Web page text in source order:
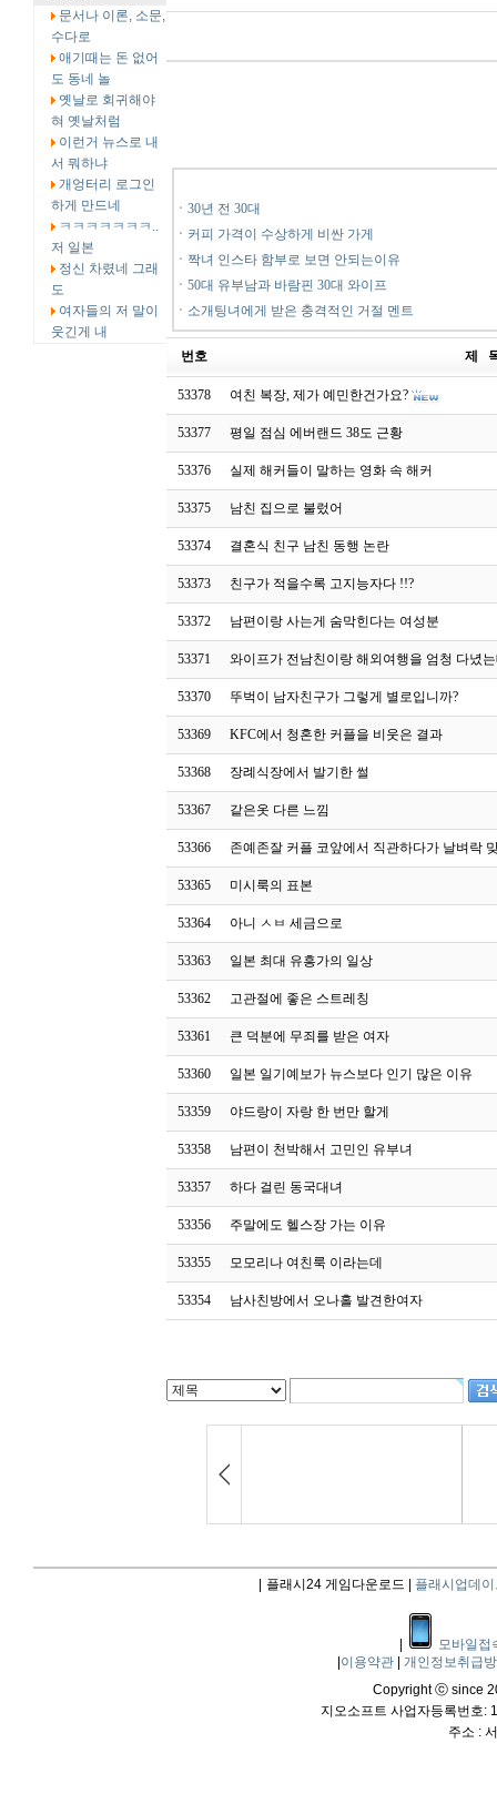
문서나 이론, 소문,
수다로
애기때는 돈 없어
도 동네 놀
옛날로 회귀해야
혀 옛날처럼
이런거 뉴스로 내
서 뭐하냐
개엉터리 로그인
하게 만드네
ㅋㅋㅋㅋㅋㅋㅋ..
저 일본
정신 차렸네 그래
도
여자들의 저 말이
웃긴게 내
ㆍ 30년 전 30대
ㆍ 커피 가격이 수상하게 비싼 가게
ㆍ 짝녀 인스타 함부로 보면 안되는이유
ㆍ 50대 유부남과 바람핀 30대 와이프
ㆍ 소개팅녀에게 받은 충격적인 거절 멘트
번호 제
53378 여친 복장, 제가 예민한건가요?
53377 평일 점심 에버랜드 38도 근황
53376 실제 해커들이 말하는 영화 속 해커
53375 남친 집으로 불렀어
53374 결혼식 친구 남친 동행 논란
53373 친구가 적을수록 고지능자다 !!?
53372 남편이랑 사는게 숨막힌다는 여성분
53371 와이프가 전남친이랑 해외여행을 엄청 다녔
53370 뚜벅이 남자친구가 그렇게 별로입니까?
53369 KFC에서 청혼한 커플을 비웃은 결과
53368 장례식장에서 발기한 썰
53367 같은옷 다른 느낌
53366 존예존잘 커플 코앞에서 직관하다가 날벼락
53365 미시룩의 표본
53364 아니 ㅅㅂ 세금으로
53363 일본 최대 유흥가의 일상
53362 고관절에 좋은 스트레칭
53361 큰 덕분에 무죄를 받은 여자
53360 일본 일기예보가 뉴스보다 인기 많은 이유
53359 야드랑이 자랑 한 번만 할게
53358 남편이 천박해서 고민인 유부녀
53357 하다 걸린 동국대녀
53356 주말에도 헬스장 가는 이유
53355 모모리나 여친룩 이라는데
53354 남사친방에서 오나홀 발견한여자
플래시24 게임다운로드 | 플래시업데이
모바일접
이용약관
개인정보취급
Copyright ⓒ since
지오소프트 사업자등록번호:
주소 :